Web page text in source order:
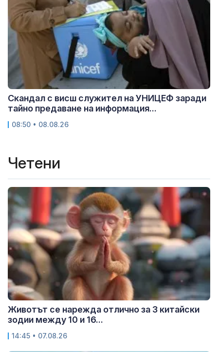
Скандал с висш служител на УНИЦЕФ заради
тайно предаване на информация...
08:50 • 08.08.26
Четени
Животът се нарежда отлично за 3 китайски
зодии между 10 и 16...
14:45 • 07.08.26